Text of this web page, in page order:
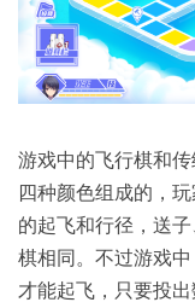
游戏中的飞行棋和
四种颜色组成的，
的起飞和行径，送
棋相同。不过游戏
才能起飞，只要投